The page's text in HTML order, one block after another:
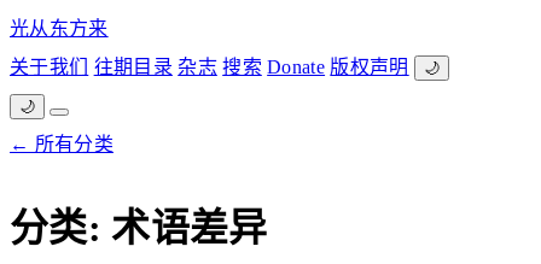
光从东方来
关于我们
往期目录 杂志 搜索 Donate 版权声明 🌙
🌙
← 所有分类
分类: 术语差异